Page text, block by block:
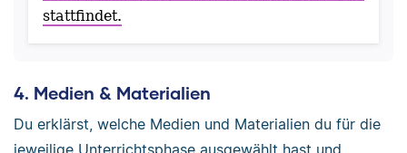
stattfindet.
4. Medien & Materialien
Du erklärst, welche Medien und Materialien du für die
jeweilige Unterrichtsphase ausgewählt hast und